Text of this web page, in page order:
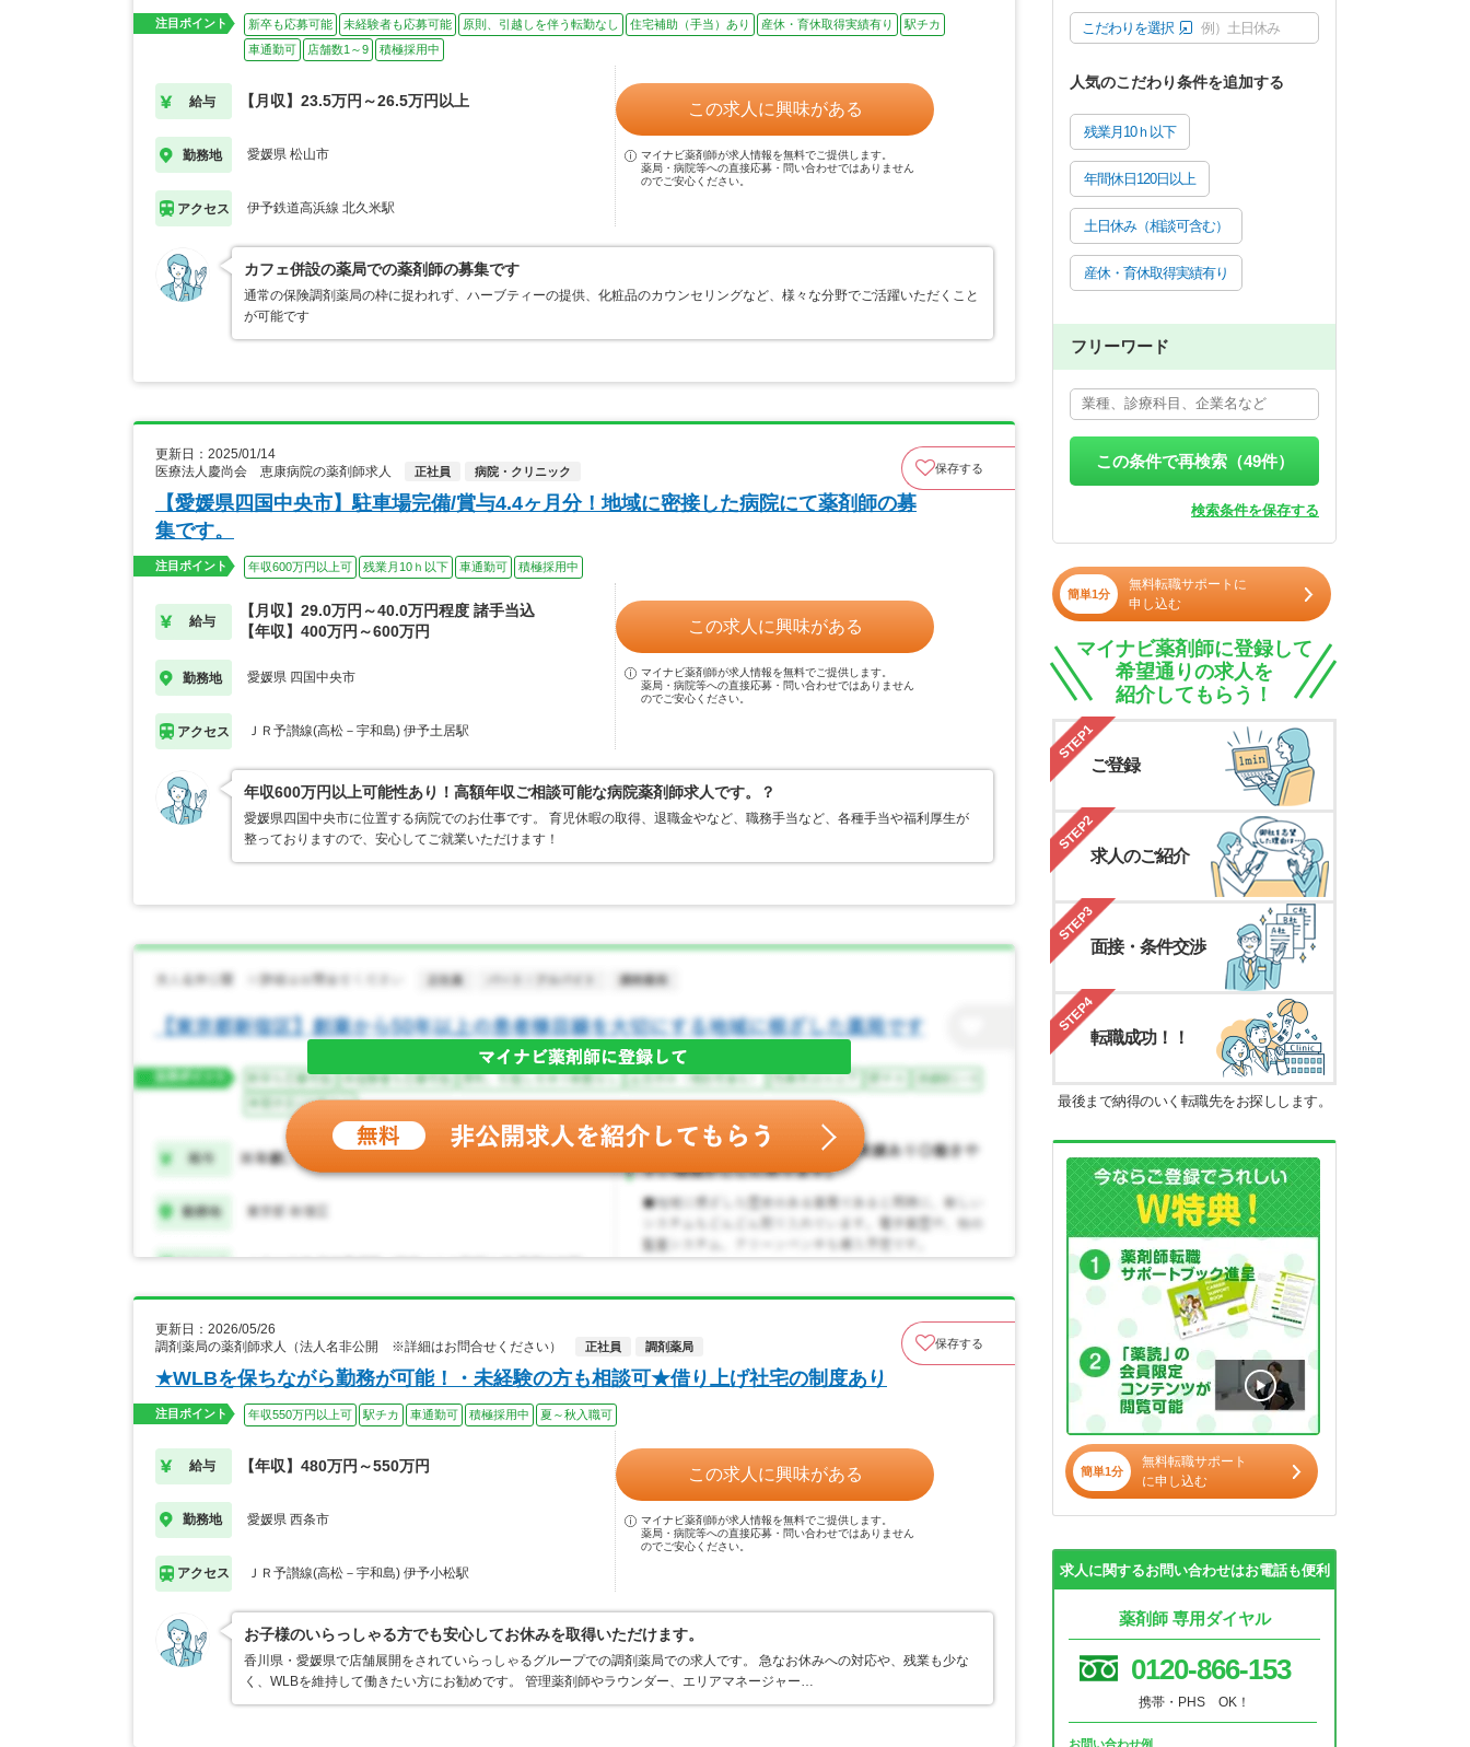
注目ポイント 新卒も応募可能 未経験者も応募可能 原則、引越しを伴う転勤なし 住宅補助（手当）あり 産休・育休取得実績有り
駅チカ
車通勤可
店舗数1～9 積極採用中
給与 【月収】23.5万円～26.5万円以上
勤務地 愛媛県 松山市
アクセス 伊予鉄道高浜線 北久米駅
この求人に興味がある
マイナビ薬剤師が求人情報を無料でご提供します。
薬局・病院等への直接応募・問い合わせではありません
のでご安心ください。
カフェ併設の薬局での薬剤師の募集です
通常の保険調剤薬局の枠に捉われず、ハーブティーの提供、化粧品のカウンセリングなど、様々な分野でご活躍いただくこと
が可能です
更新日：2025/01/14
医療法人慶尚会 恵康病院の薬剤師求人
正社員 病院・クリニック 保存する
【愛媛県四国中央市】駐車場完備/賞与4.4ヶ月分！地域に密接した病院にて薬剤師の募
集です。
注目ポイント 年収600万円以上可 残業月10ｈ以下 車通勤可 積極採用中
給与
【月収】29.0万円～40.0万円程度 諸手当込
【年収】400万円～600万円
勤務地 愛媛県 四国中央市
アクセス ＪＲ予讃線(高松－宇和島) 伊予土居駅
この求人に興味がある
マイナビ薬剤師が求人情報を無料でご提供します。
薬局・病院等への直接応募・問い合わせではありません
のでご安心ください。
年収600万円以上可能性あり！高額年収ご相談可能な病院薬剤師求人です。？
愛媛県四国中央市に位置する病院でのお仕事です。 育児休暇の取得、退職金やなど、職務手当など、各種手当や福利厚生が
整っておりますので、安心してご就業いただけます！
更新日：2026/05/26
調剤薬局の薬剤師求人（法人名非公開 ※詳細はお問合せください）
正社員 調剤薬局 保存する
★WLBを保ちながら勤務が可能！・未経験の方も相談可★借り上げ社宅の制度あり
注目ポイント 年収550万円以上可 駅チカ 車通勤可 積極採用中 夏～秋入職可
給与 【年収】480万円～550万円
勤務地 愛媛県 西条市
アクセス ＪＲ予讃線(高松－宇和島) 伊予小松駅
この求人に興味がある
マイナビ薬剤師が求人情報を無料でご提供します。
薬局・病院等への直接応募・問い合わせではありません
のでご安心ください。
お子様のいらっしゃる方でも安心してお休みを取得いただけます。
香川県・愛媛県で店舗展開をされていらっしゃるグループでの調剤薬局での求人です。 急なお休みへの対応や、残業も少な
く、WLBを維持して働きたい方にお勧めです。 管理薬剤師やラウンダー、エリアマネージャー…
こだわりを選択 例）土日休み
人気のこだわり条件を追加する
残業月10ｈ以下
年間休日120日以上
土日休み（相談可含む）
産休・育休取得実績有り
フリーワード
この条件で再検索（49件）
検索条件を保存する
簡単1分
無料転職サポートに
申し込む
マイナビ薬剤師に登録して
希望通りの求人を
紹介してもらう！
STEP1
ご登録
STEP2
求人のご紹介
STEP3
面接・条件交渉
STEP4
転職成功！！
最後まで納得のいく転職先をお探しします。
簡単1分
無料転職サポート
に申し込む
求人に関するお問い合わせはお電話も便利
薬剤師 専用ダイヤル
0120-866-153
携帯・PHS OK！
お問い合わせ例